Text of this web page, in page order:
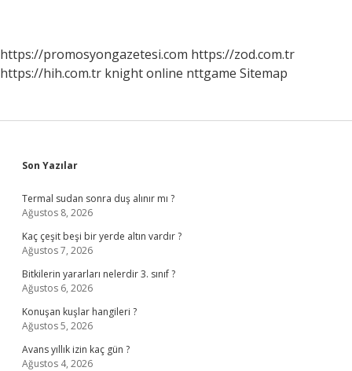
https://promosyongazetesi.com https://zod.com.tr
https://hih.com.tr knight online nttgame Sitemap
Sidebar
Son Yazılar
Termal sudan sonra duş alınır mı ?
Ağustos 8, 2026
Kaç çeşit beşi bir yerde altın vardır ?
Ağustos 7, 2026
Bitkilerin yararları nelerdir 3. sınıf ?
Ağustos 6, 2026
Konuşan kuşlar hangileri ?
Ağustos 5, 2026
Avans yıllık izin kaç gün ?
Ağustos 4, 2026